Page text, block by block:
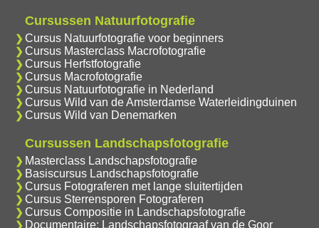
Cursussen Natuurfotografie
Cursus Natuurfotografie voor beginners
Cursus Masterclass Macrofotografie
Cursus Herfstfotografie
Cursus Macrofotografie
Cursus Natuurfotografie in Nederland
Cursus Wild van de Amsterdamse Waterleidingduinen
Cursus Wild van Denemarken
Cursussen Landschapsfotografie
Masterclass Landschapsfotografie
Basiscursus Landschapsfotografie
Cursus Fotograferen met lange sluitertijden
Cursus Sterrensporen Fotograferen
Cursus Compositie in Landschapsfotografie
Documentaire: Landschapsfotograaf van de Goor